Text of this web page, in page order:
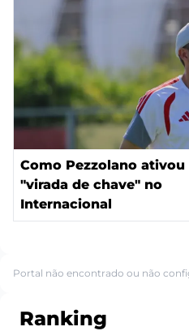
Como Pezzolano ativou
"virada de chave" no
Internacional
Portal não encontrado ou não
Ranking